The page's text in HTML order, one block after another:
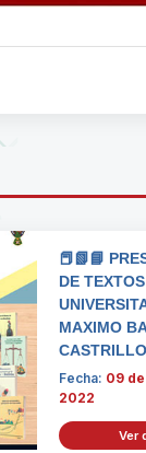
📕📗📘
DE TEXTOS
MAXIMO
CASTRILLO
Fecha: 09
2022
Ver